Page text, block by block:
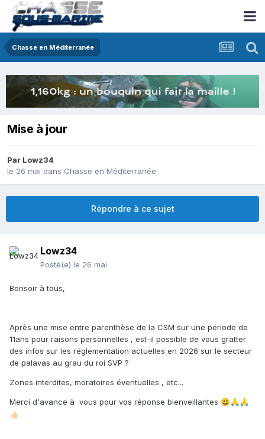
Chasse en Méditerranée
Mise à jour
Par Lowz34
le 26 mai dans Chasse en Méditerranée
Répondre à ce sujet
Lowz34
Posté(e) le 26 mai
Bonsoir à tous,
Après une mise entre parenthèse de la CSM sur une période de
11ans pour raisons personnelles , est-il possible de vous gratter
des infos sur les réglementation actuelles en 2026 sur le secteur
de palavas au grau du roi SVP ?
Zones interdites, moratoires éventuelles , etc...
Merci d'avance à vous pour vos réponse bienveillantes 😃🙏 🙏
👍🏻